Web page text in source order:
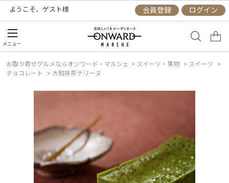
ようこそ、 ゲスト様 会員登録 ログイン
メニュー
お取り寄せグルメならオンワード・マルシェ > スイーツ・果物 > スイーツ
>
チョコレート
> 大和抹茶テリーヌ